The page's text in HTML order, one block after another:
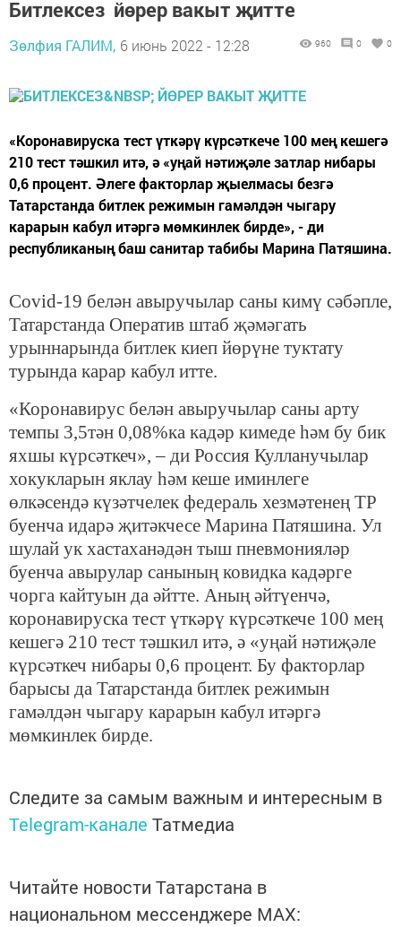
Битлексез йөрер вакыт җитте
Зөлфия ГАЛИМ, 6 июнь 2022 - 12:28 960 0 0
«Коронавируска тест үткәрү күрсәткече 100 мең кешегә
210 тест тәшкил итә, ә «уңай нәтиҗәле затлар нибары
0,6 процент. Әлеге факторлар җыелмасы безгә
Татарстанда битлек режимын гамәлдән чыгару
карарын кабул итәргә мөмкинлек бирде», - ди
республиканың баш санитар табибы Марина Патяшина.
Covid-19 белән авыручылар саны кимү сәбәпле,
Татарстанда Оператив штаб җәмәгать
урыннарында битлек киеп йөрүне туктату
турында карар кабул итте.
«Коронавирус белән авыручылар саны арту
темпы 3,5тән 0,08%ка кадәр кимеде һәм бу бик
яхшы күрсәткеч», – ди Россия Кулланучылар
хокукларын яклау һәм кеше иминлеге
өлкәсендә күзәтчелек федераль хезмәтенең ТР
буенча идарә җитәкчесе Марина Патяшина. Ул
шулай ук хастаханәдән тыш пневмонияләр
буенча авырулар санының ковидка кадәрге
чорга кайтуын да әйтте. Аның әйтүенчә,
коронавируска тест үткәрү күрсәткече 100 мең
кешегә 210 тест тәшкил итә, ә «уңай нәтиҗәле
күрсәткеч нибары 0,6 процент. Бу факторлар
барысы да Татарстанда битлек режимын
гамәлдән чыгару карарын кабул итәргә
мөмкинлек бирде.
Следите за самым важным и интересным в
Telegram-канале Татмедиа
Читайте новости Татарстана в
национальном мессенджере MАХ: